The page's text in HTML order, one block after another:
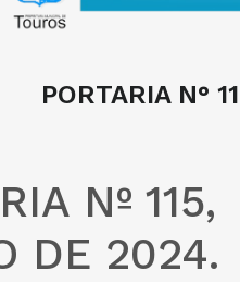
PORTARIA N°
Nº
DE 2024.